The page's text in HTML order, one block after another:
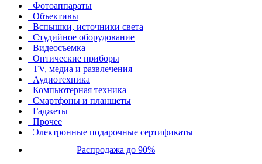
Фотоаппараты
Объективы
Вспышки, источники света
Студийное оборудование
Видеосъемка
Оптические приборы
TV, медиа и развлечения
Аудиотехника
Компьютерная техника
Смартфоны и планшеты
Гаджеты
Прочее
Электронные подарочные сертификаты
Распродажа до 90%